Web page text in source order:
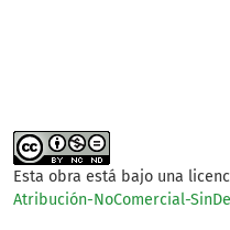
Esta obra está bajo una
Atribución-NoComercial-